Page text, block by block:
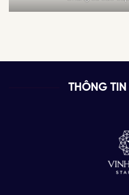
THÔNG